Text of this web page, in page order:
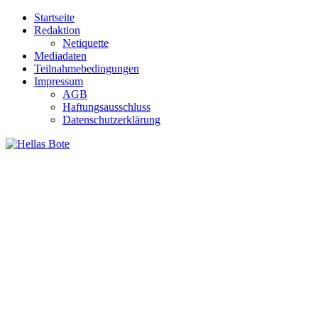
Zum
Inhalt
Startseite
Redaktion
Netiquette
Mediadaten
Teilnahmebedingungen
Impressum
AGB
Haftungsausschluss
Datenschutzerklärung